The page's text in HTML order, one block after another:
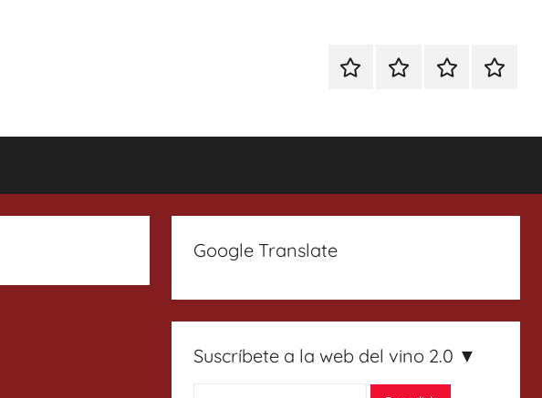
EspecialEnoturismoRanking
Google Translate
Suscríbete a la web del vino 2.0 ▼